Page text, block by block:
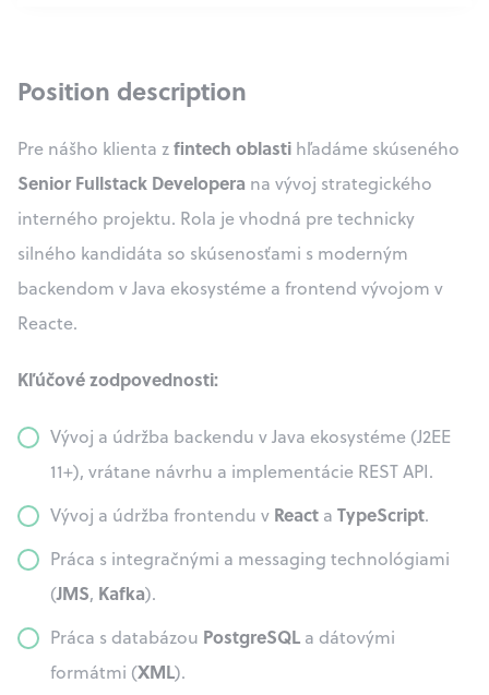
Position description
Pre nášho klienta zfintech oblasti hľadáme skúseného
Senior Fullstack Developera na vývoj strategického
interného projektu. Rola je vhodná pre technicky
silného kandidáta so skúsenosťami s moderným
backendom v Java ekosystéme a frontend vývojom v
Reacte.
Kľúčové zodpovednosti:
Vývoj a údržba backendu v Java ekosystéme (J2EE
11+), vrátane návrhu a implementácie REST API.
Vývoj a údržba frontendu v React a TypeScript.
Práca s integračnými a messaging technológiami
(JMS, Kafka).
Práca s databázou PostgreSQL a dátovými
formátmi (XML).